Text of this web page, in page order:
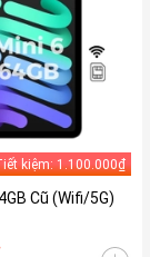
kiệm: 1.100.000₫
Cũ (Wifi/5G)